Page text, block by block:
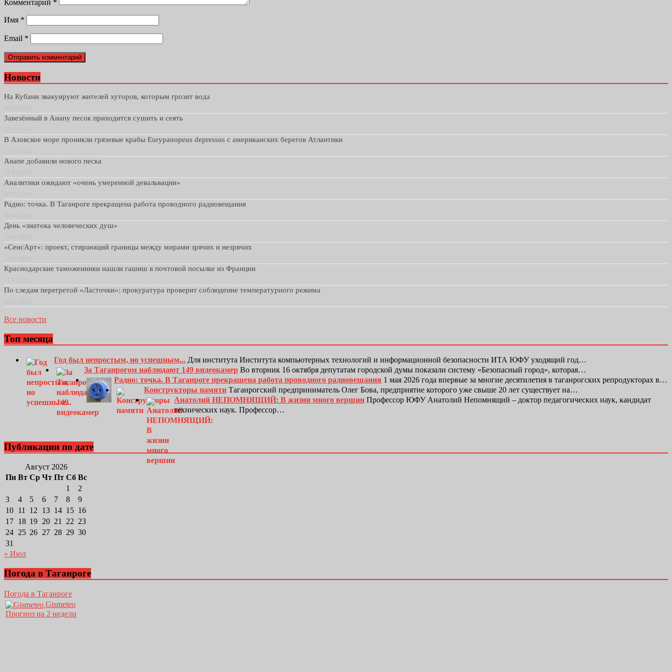
Комментарий *
Имя *
Email *
Новости
На Кубани эвакуируют жителей хуторов, которым грозит вода
Завезённый в Анапу песок приходится сушить и сеять
В Азовское море проникли грязевые крабы Eurypanopeus depressus с американских берегов Атлантики
Анапе добавили нового песка
Аналитики ожидают «очень умеренной девальвации»
Радио: точка. В Таганроге прекращена работа проводного радиовещания
День «знатока человеческих душ»
«СенсАрт»: проект, стирающий границы между мирами зрячих и незрячих
Краснодарские таможенники нашли гашиш в почтовой посылке из Франции
По следам перегретой «Ласточки»: прокуратура проверит соблюдение температурного режима
Все новости
Топ месяца
Год был непростым, но успешным... Для института Института компьютерных технологий и информационной безопасности ИТА ЮФУ уходящий год…
За Таганрогом наблюдают 149 видеокамер Во вторник 16 октября депутатам городской думы показали систему «Безопасный город», которая…
Радио: точка. В Таганроге прекращена работа проводного радиовещания 1 мая 2026 года впервые за многие десятилетия в таганрогских репродукторах в…
Конструкторы памяти Таганрогский предприниматель Олег Бова, предприятие которого уже свыше 20 лет существует на…
Анатолий НЕПОМНЯЩИЙ: В жизни много вершин Профессор ЮФУ Анатолий Непомнящий – доктор педагогических наук, кандидат
технических наук. Профессор…
Публикации по дате
Август 2026
Пн Вт Ср Чт Пт Сб Вс
1
2
3
4 5 6 7 8
9
10 11 12 13 14 15 16
17 18 19 20 21 22 23
24 25 26 27 28 29 30
31
« Июл
Погода в Таганроге
Погода в Таганроге
Gismeteo
Прогноз на 2 недели